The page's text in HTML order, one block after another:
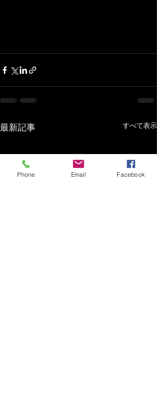
最新記事 すべて表示
Phone Email Facebook